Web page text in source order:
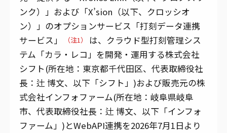
ンク）」および「X’sion（以下、クロッシオ
ン）」のオプションサービス「打刻データ連携
サービス」
（注1）
は、クラウド型打刻管理シス
テム「カラ・レコ」を開発・運用する株式会社
シフト(所在地：東京都千代田区、代表取締役社
長：辻 博文、以下「シフト」)および販売元の株
式会社インフォファーム(所在地：岐阜県岐阜
市、代表取締役社長：辻 博文、以下「インフォ
ファーム」)とWebAPI連携を2026年7月1日より